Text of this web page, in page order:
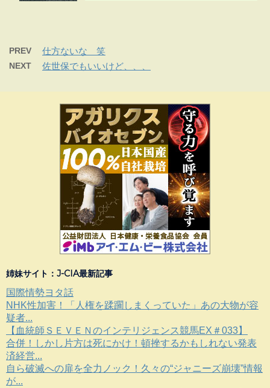
PREV 仕方ないな 笑
NEXT 佐世保でもいいけど、、、
姉妹サイト：J-CIA最新記事
国際情勢ヨタ話
NHK性加害！「人権を蹂躙しまくっていた」あの大物が容
疑者...
【血統師ＳＥＶＥＮのインテリジェンス競馬EX＃033】
合併！しかし片方は死にかけ！頓挫するかもしれない発表
済経営...
自ら破滅への扉を全力ノック！久々の“ジャニーズ崩壊”情報
が...